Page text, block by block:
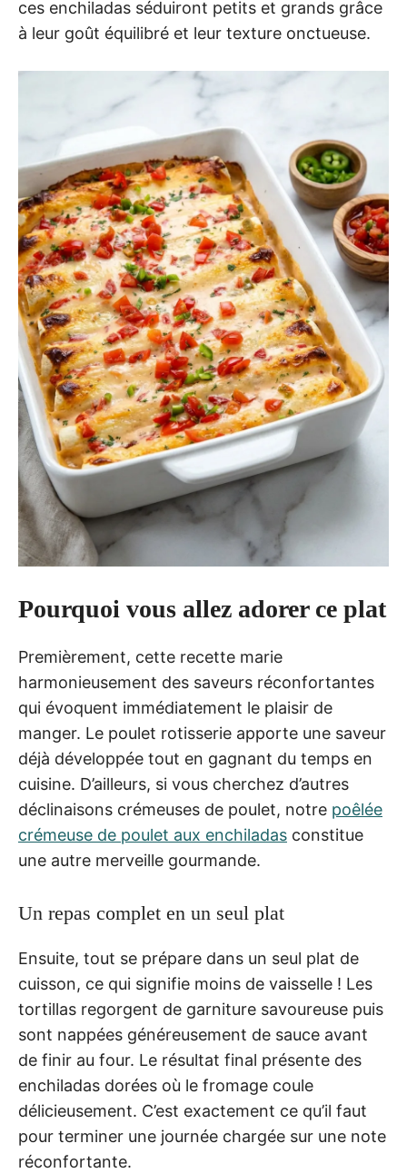
ces enchiladas séduiront petits et grands grâce
à leur goût équilibré et leur texture onctueuse.
Pourquoi vous allez adorer ce plat
Premièrement, cette recette marie
harmonieusement des saveurs réconfortantes
qui évoquent immédiatement le plaisir de
manger. Le poulet rotisserie apporte une saveur
déjà développée tout en gagnant du temps en
cuisine. D’ailleurs, si vous cherchez d’autres
déclinaisons crémeuses de poulet, notre poêlée
crémeuse de poulet aux enchiladas constitue
une autre merveille gourmande.
Un repas complet en un seul plat
Ensuite, tout se prépare dans un seul plat de
cuisson, ce qui signifie moins de vaisselle ! Les
tortillas regorgent de garniture savoureuse puis
sont nappées généreusement de sauce avant
de finir au four. Le résultat final présente des
enchiladas dorées où le fromage coule
délicieusement. C’est exactement ce qu’il faut
pour terminer une journée chargée sur une note
réconfortante.